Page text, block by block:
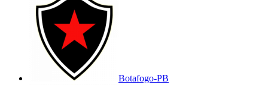
Botafogo-PB